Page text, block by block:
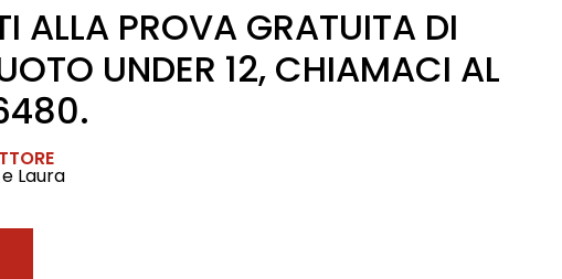
ALLA PROVA GRATUITA DI
UNDER 12, CHIAMACI AL
Laura